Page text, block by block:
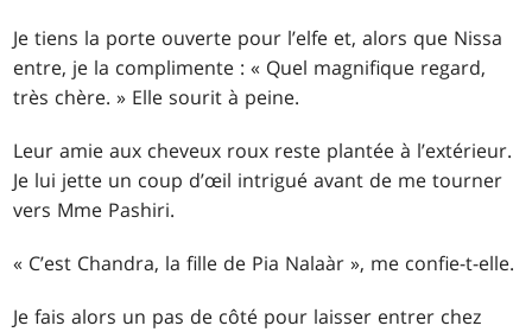
Je tiens la porte ouverte pour l’elfe et, alors que Nissa
entre, je la complimente : « Quel magnifique regard,
très chère. » Elle sourit à peine.
Leur amie aux cheveux roux reste plantée à l’extérieur.
Je lui jette un coup d’œil intrigué avant de me tourner
vers Mme Pashiri.
« C’est Chandra, la fille de Pia Nalaàr », me confie-t-elle.
Je fais alors un pas de côté pour laisser entrer chez